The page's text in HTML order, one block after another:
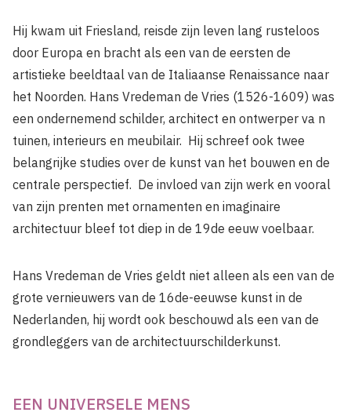
Hij kwam uit Friesland, reisde zijn leven lang rusteloos
door Europa en bracht als een van de eersten de
artistieke beeldtaal van de Italiaanse Renaissance naar
het Noorden. Hans Vredeman de Vries (1526-1609) was
een ondernemend schilder, architect en ontwerper va n
tuinen, interieurs en meubilair. Hij schreef ook twee
belangrijke studies over de kunst van het bouwen en de
centrale perspectief. De invloed van zijn werk en vooral
van zijn prenten met ornamenten en imaginaire
architectuur bleef tot diep in de 19de eeuw voelbaar.
Hans Vredeman de Vries geldt niet alleen als een van de
grote vernieuwers van de 16de-eeuwse kunst in de
Nederlanden, hij wordt ook beschouwd als een van de
grondleggers van de architectuurschilderkunst.
EEN UNIVERSELE MENS